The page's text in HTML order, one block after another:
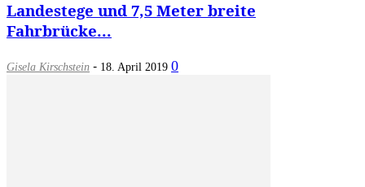
Landestege und 7,5 Meter breite
Fahrbrücke...
Gisela Kirschstein - 18. April 2019 0